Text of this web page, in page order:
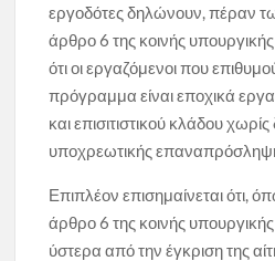
εργοδότες δηλώνουν, πέραν
άρθρο 6 της κοινής
ότι οι εργαζόμενοι που
πρόγραμμα είναι εποχικά
και επισιτιστικού κλάδου
υποχρεωτικής
Επιπλέον επισημαίνεται ότι,
άρθρο 6 της κοινής
ύστερα από την έγκριση της